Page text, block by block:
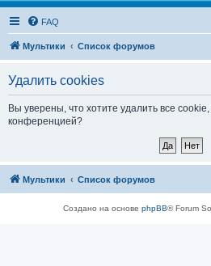
FAQ
Мультики Список форумов
Удалить cookies
Вы уверены, что хотите удалить все
конференцией?
Мультики Список форумов
Создано на основе phpBB® Forum